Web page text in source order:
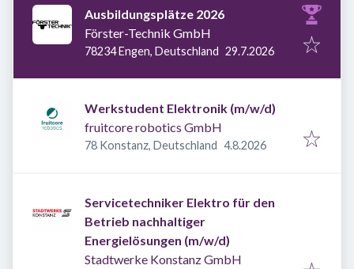
Ausbildungsplätze 2026
Förster-Technik GmbH
78234 Engen, Deutschland Veröffentlicht
29.7.2026
Werkstudent Elektronik (m/w/d)
fruitcore robotics GmbH
78 Konstanz, Deutschland Veröffentlicht
4.8.2026
Servicetechniker Elektro für den
Betrieb nachhaltiger
Energielösungen (m/w/d)
Stadtwerke Konstanz GmbH